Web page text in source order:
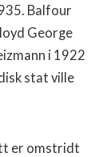
Balfour
George
i 1922
stat ville
er omstridt